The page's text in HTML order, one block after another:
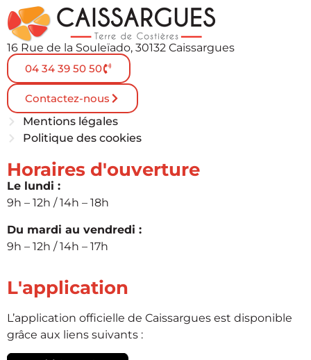
16 Rue de la Souleïado, 30132 Caissargues
04 34 39 50 50
Contactez-nous
Mentions légales
Politique des cookies
Horaires d'ouverture
Le lundi :
9h – 12h / 14h – 18h
Du mardi au vendredi :
9h – 12h / 14h – 17h
L'application
L’application officielle de Caissargues est disponible
grâce aux liens suivants :